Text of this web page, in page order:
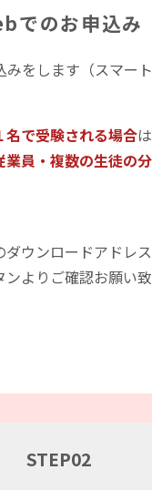
でのお申込み
をします（スマー
で受験される場合は
業員・複数の生徒の
ウンロードアドレス
よりご確認お願い致
STEP02